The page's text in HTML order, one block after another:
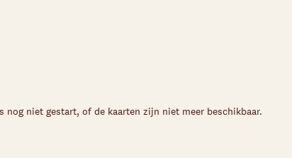
nog niet gestart, of de kaarten zijn niet meer beschikbaar.